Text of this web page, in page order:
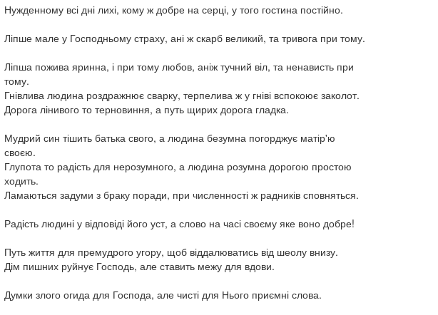
Нужденному всі дні лихі, кому ж добре на серці, у того гостина постійно.
Ліпше мале у Господньому страху, ані ж скарб великий, та тривога при тому.
Ліпша пожива яринна, і при тому любов, аніж тучний віл, та ненависть при
тому.
Гнівлива людина роздражнює сварку, терпелива ж у гніві вспокоює заколот.
Дорога лінивого то терновиння, а путь щирих дорога гладка.
Мудрий син тішить батька свого, а людина безумна погорджує матір'ю
своєю.
Глупота то радість для нерозумного, а людина розумна дорогою простою
ходить.
Ламаються задуми з браку поради, при численності ж радників сповняться.
Радість людині у відповіді його уст, а слово на часі своєму яке воно добре!
Путь життя для премудрого угору, щоб віддалюватись від шеолу внизу.
Дім пишних руйнує Господь, але ставить межу для вдови.
Думки злого огида для Господа, але чисті для Нього приємні слова.